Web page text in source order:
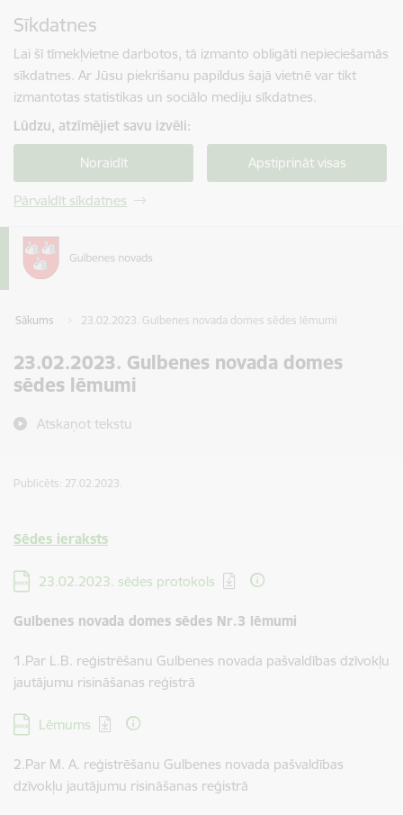
Sīkdatnes
Lai šī tīmekļvietne darbotos, tā izmanto obligāti nepieciešamās
sīkdatnes. Ar Jūsu piekrišanu papildus šajā vietnē var tikt
izmantotas statistikas un sociālo mediju sīkdatnes.
Lūdzu, atzīmējiet savu izvēli:
Noraidīt Apstiprināt visas
Pārvaldīt sīkdatnes
Sākums 23.02.2023. Gulbenes novada domes sēdes lēmumi
23.02.2023. Gulbenes novada domes
sēdes lēmumi
Atskaņot tekstu
Publicēts: 27.02.2023.
Sēdes ieraksts
Lejupielādēt:
23.02.2023. sēdes protokols
Gulbenes novada domes sēdes Nr.3 lēmumi
1.Par L.B. reģistrēšanu Gulbenes novada pašvaldības dzīvokļu
jautājumu risināšanas reģistrā
Lejupielādēt:
Lēmums
2.Par M. A. reģistrēšanu Gulbenes novada pašvaldības
dzīvokļu jautājumu risināšanas reģistrā